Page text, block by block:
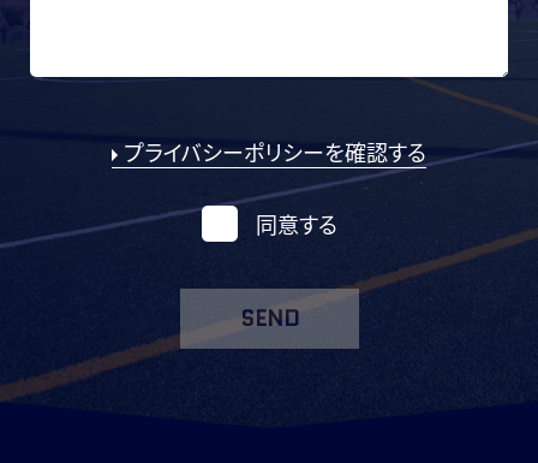
プライバシーポリシーを確認する
同意する
SEND